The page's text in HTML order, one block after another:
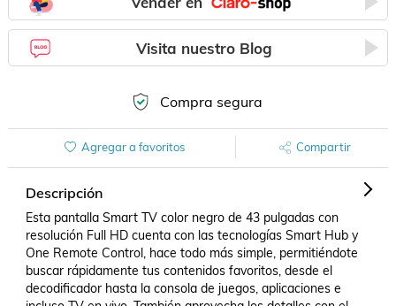
Visita nuestro Blog
Compra segura
Agregar a favoritos Compartir
Descripción
Esta pantalla Smart TV color negro de 43 pulgadas con
resolución Full HD cuenta con las tecnologías Smart Hub y
One Remote Control, hace todo más simple, permitiéndote
buscar rápidamente tus contenidos favoritos, desde el
decodificador hasta la consola de juegos, aplicaciones e